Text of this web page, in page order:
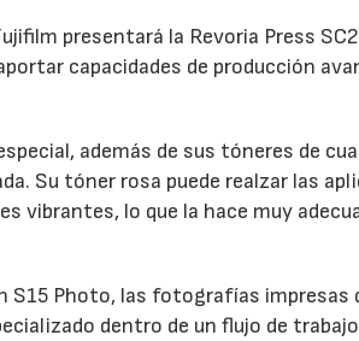
presentará la Revoria Press
capacidades de producción
además de sus tóneres de
Su tóner rosa puede realzar las
vibrantes, lo que la hace muy
S15 Photo, las fotografías impresas
dentro de un flujo de